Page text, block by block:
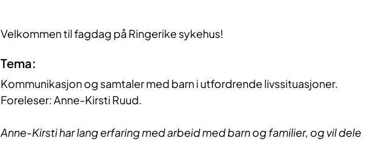
Velkommen til fagdag på Ringerike sykehus!
Tema:
Kommunikasjon og samtaler med barn i utfordrende livssituasjoner.
Foreleser: Anne-Kirsti Ruud.
Anne-Kirsti har lang erfaring med arbeid med barn og familier, og vil dele